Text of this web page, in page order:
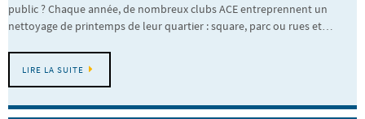
public ? Chaque année, de nombreux clubs ACE entreprennent un
nettoyage de printemps de leur quartier : square, parc ou rues et…
LIRE LA SUITE